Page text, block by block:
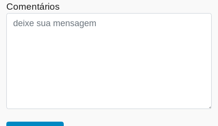
Comentários